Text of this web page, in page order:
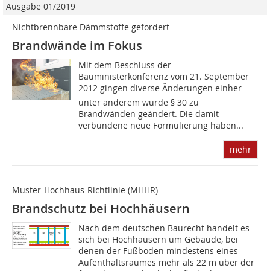
Ausgabe 01/2019
Nichtbrennbare Dämmstoffe gefordert
Brandwände im Fokus
Mit dem Beschluss der
Bauministerkonferenz vom 21. September
2012 gingen diverse Änderungen einher 
unter anderem wurde § 30 zu
Brandwänden geändert. Die damit
verbundene neue Formulierung haben...
mehr
Muster-Hochhaus-Richtlinie (MHHR)
Brandschutz bei Hochhäusern
Nach dem deutschen Baurecht handelt es
sich bei Hochhäusern um Gebäude, bei
denen der Fußboden mindestens eines
Aufenthaltsraumes mehr als 22 m über der